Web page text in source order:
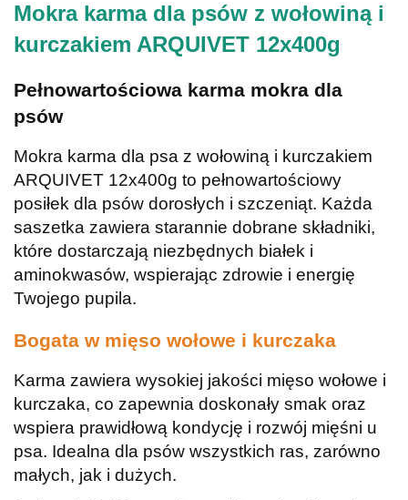
Mokra karma dla psów z wołowiną i
kurczakiem ARQUIVET 12x400g
Pełnowartościowa karma mokra dla
psów
Mokra karma dla psa z wołowiną i kurczakiem
ARQUIVET 12x400g to pełnowartościowy
posiłek dla psów dorosłych i szczeniąt. Każda
saszetka zawiera starannie dobrane składniki,
które dostarczają niezbędnych białek i
aminokwasów, wspierając zdrowie i energię
Twojego pupila.
Bogata w mięso wołowe i kurczaka
Karma zawiera wysokiej jakości mięso wołowe i
kurczaka, co zapewnia doskonały smak oraz
wspiera prawidłową kondycję i rozwój mięśni u
psa. Idealna dla psów wszystkich ras, zarówno
małych, jak i dużych.